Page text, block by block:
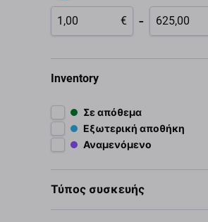
€ -
Inventory
Σε απόθεμα
Εξωτερική αποθήκη
Αναμενόμενο
Τύπος συσκευής